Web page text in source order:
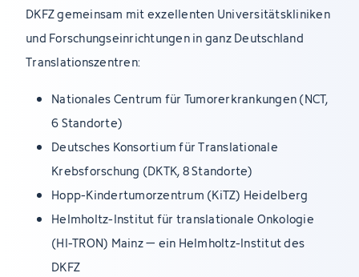
DKFZ gemeinsam mit exzellenten Universitätskliniken
und Forschungseinrichtungen in ganz Deutschland
Translationszentren:
Nationales Centrum für Tumorerkrankungen (NCT,
6 Standorte)
Deutsches Konsortium für Translationale
Krebsforschung (DKTK, 8 Standorte)
Hopp-Kindertumorzentrum (KiTZ) Heidelberg
Helmholtz-Institut für translationale Onkologie
(HI-TRON) Mainz – ein Helmholtz-Institut des
DKFZ